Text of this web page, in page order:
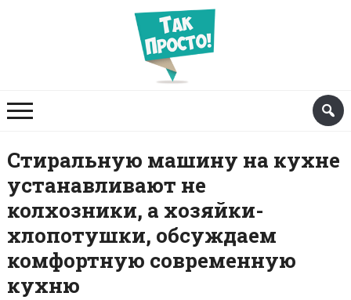
Стиральную машину на кухне
устанавливают не
колхозники, а хозяйки-
хлопотушки, обсуждаем
комфортную современную
кухню